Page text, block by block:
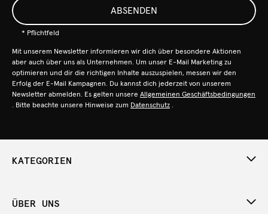
ABSENDEN
* Pflichtfeld
Mit unserem Newsletter informieren wir dich über besondere Aktionen
aber auch über uns als Unternehmen. Um unser E-Mail Marketing zu
optimieren und dir die richtigen Inhalte auszuspielen, messen wir den
Erfolg der E-Mail Kampagnen. Du kannst dich jederzeit von unserem
Newsletter abmelden. Es gelten unsere Allgemeinen Geschäftsbedingungen
. Bitte beachte unsere Hinweise zum Datenschutz .
KATEGORIEN
ÜBER UNS